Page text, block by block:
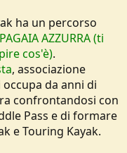
ha un percorso
PAGAIA AZZURRA (ti
cos'è).
, associazione
da anni di
confrontandosi con
Pass e di formare
e Touring Kayak.